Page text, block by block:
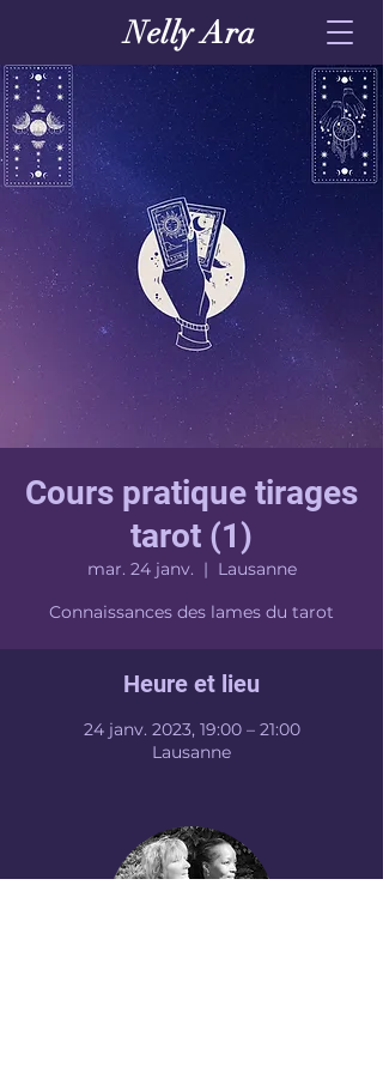
Nelly Ara
Cours pratique tirages
tarot (1)
mar. 24 janv.
  |
Lausanne
Connaissances des lames du tarot
Heure et lieu
24 janv. 2023, 19:00 – 21:00
Lausanne